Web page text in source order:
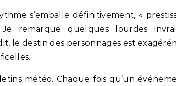
s’emballe définitivement, «
remarque quelques lourdes
le destin des personnages est
météo. Chaque fois qu’un